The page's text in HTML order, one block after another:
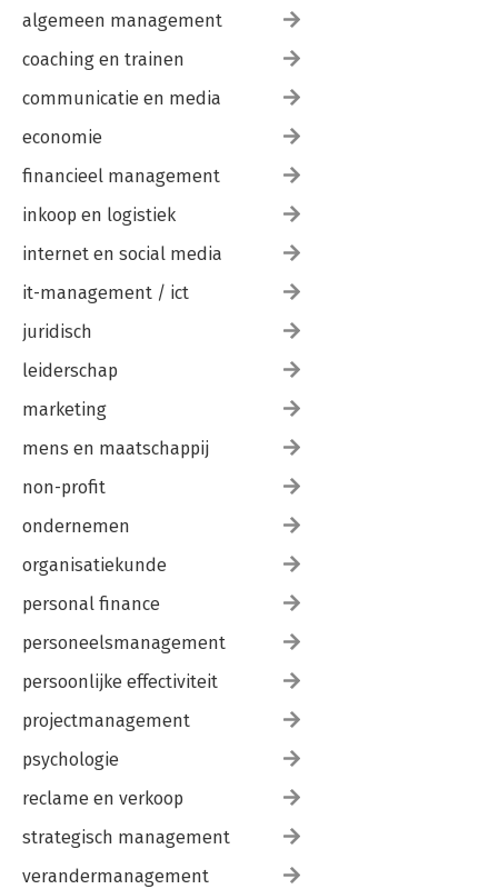
algemeen management
coaching en trainen
communicatie en media
economie
financieel management
inkoop en logistiek
internet en social media
it-management / ict
juridisch
leiderschap
marketing
mens en maatschappij
non-profit
ondernemen
organisatiekunde
personal finance
personeelsmanagement
persoonlijke effectiviteit
projectmanagement
psychologie
reclame en verkoop
strategisch management
verandermanagement